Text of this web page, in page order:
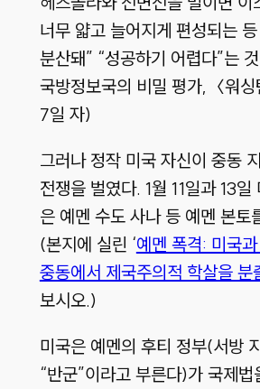
너무 얇고 늘어지게 편성되는
분산돼” “성공하기 어렵다”는
국방정보국의 비밀 평가, 〈워싱
7일 자)
그러나 정작 미국 자신이 중동
전쟁을 벌였다. 1월 11일과 13
은 예멘 수도 사나 등 예멘 본토
(본지에 실린 ‘예멘 폭격: 미국
중동에서 제국주의적 학살을 분
보시오.)
미국은 예멘의 후티 정부(서방
“반군”이라고 부른다)가 국제법